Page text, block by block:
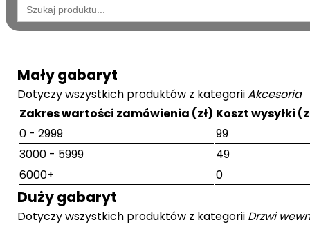
Mały gabaryt
Dotyczy wszystkich produktów z kategoriiAkcesoria
Zakres wartości zamówienia (zł) Koszt wysyłki
0 - 2999
99
3000 - 5999
49
6000+
0
Duży gabaryt
Dotyczy wszystkich produktów z kategorii Drzwi